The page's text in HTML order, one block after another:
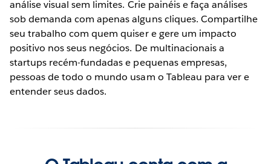
ASSISTA AGORA
análise visual sem limites. Crie painéis e faça análises
sob demanda com apenas alguns cliques. Compartilhe
seu trabalho com quem quiser e gere um impacto
positivo nos seus negócios. De multinacionais a
startups recém-fundadas e pequenas empresas,
pessoas de todo o mundo usam o Tableau para ver e
entender seus dados.